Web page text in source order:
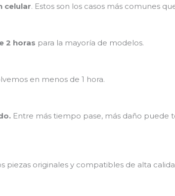
celular. Estos son los casos más comunes
2 horas para la mayoría de modelos.
en menos de 1 hora.
Entre más tiempo pase, más daño puede
piezas originales y compatibles de alta